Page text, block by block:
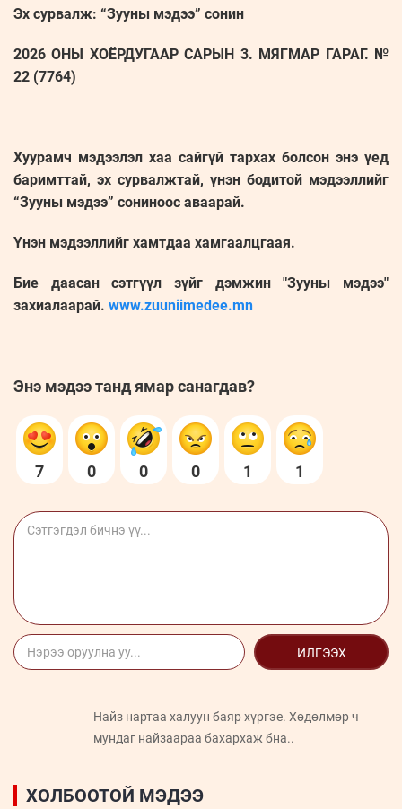
Эх сурвалж: “Зууны мэдээ” сонин
2026 ОНЫ ХОЁРДУГААР САРЫН 3. МЯГМАР ГАРАГ. №
22 (7764)
Хуурамч мэдээлэл хаа сайгүй тархах болсон энэ үед
баримттай, эх сурвалжтай, үнэн бодитой мэдээллийг
“Зууны мэдээ” сониноос аваарай.
Үнэн мэдээллийг хамтдаа хамгаалцгаая.
Бие даасан сэтгүүл зүйг дэмжин "Зууны мэдээ"
захиалаарай. www.zuuniimedee.mn
Энэ мэдээ танд ямар санагдав?
7 0 0 0 1 1
ИЛГЭЭХ
Найз нартаа халуун баяр хүргэе. Хөдөлмөр ч
мундаг найзаараа бахархаж бна..
ХОЛБООТОЙ МЭДЭЭ